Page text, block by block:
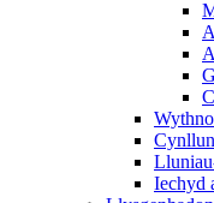
Iechyd